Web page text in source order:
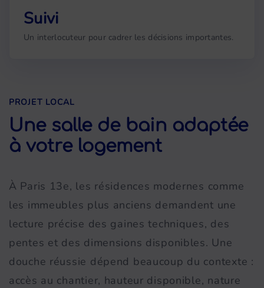
Suivi
Un interlocuteur pour cadrer les décisions importantes.
PROJET LOCAL
Une salle de bain adaptée
à votre logement
À Paris 13e, les résidences modernes comme
les immeubles plus anciens demandent une
lecture précise des gaines techniques, des
pentes et des dimensions disponibles. Une
douche réussie dépend beaucoup du contexte :
accès au chantier, hauteur disponible, nature